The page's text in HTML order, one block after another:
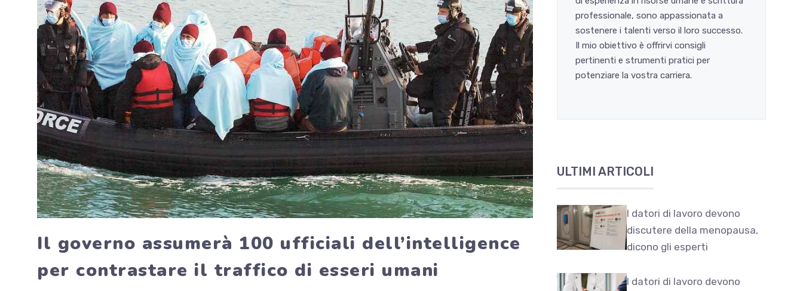
Il governo assumerà 100 ufficiali dell’intelligence
per contrastare il traffico di esseri umani
professionale, sono appassionata a
sostenere i talenti verso il loro successo.
Il mio obiettivo è offrirvi consigli
pertinenti e strumenti pratici per
potenziare la vostra carriera.
ULTIMI ARTICOLI
I datori di lavoro devono
discutere della menopausa,
dicono gli esperti
I datori di lavoro devono